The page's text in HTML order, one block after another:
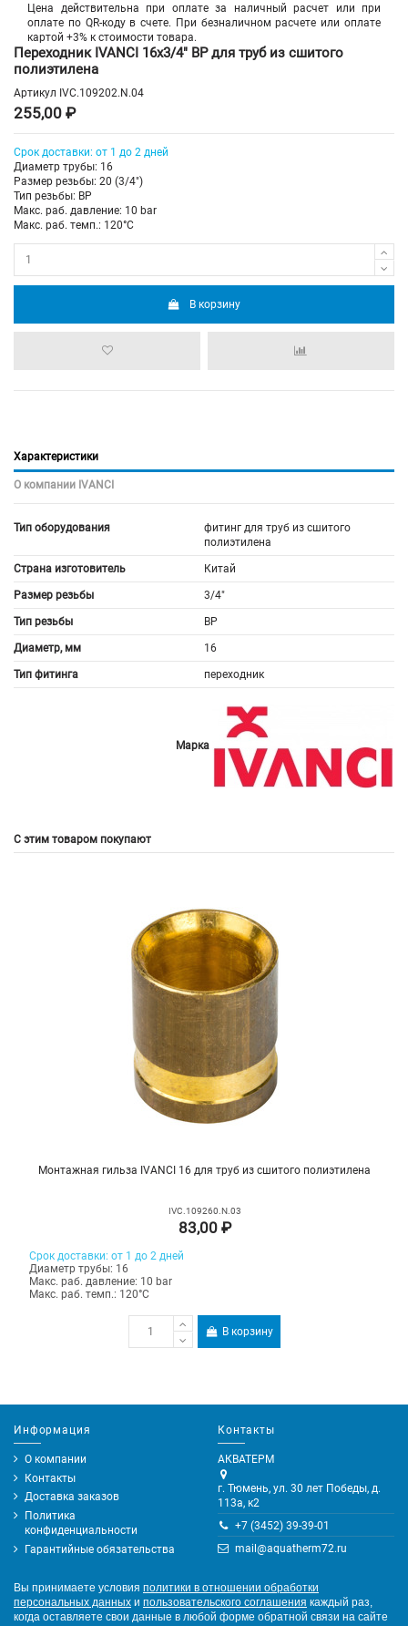
Цена действительна при оплате за наличный расчет или при
оплате по QR-коду в счете. При безналичном расчете или оплате
картой +3% к стоимости товара.
Переходник IVANCI 16x3/4" ВР для труб из сшитого
полиэтилена
Артикул IVC.109202.N.04
255,00 ₽
Срок доставки: от 1 до 2 дней
Диаметр трубы: 16
Размер резьбы: 20 (3/4")
Тип резьбы: ВР
Макс. раб. давление: 10 bar
Макс. раб. темп.: 120°C
В корзину
Характеристики
О компании IVANCI
Тип оборудования
фитинг для труб из сшитого
полиэтилена
Страна изготовитель Китай
Размер резьбы 3/4"
Тип резьбы ВР
Диаметр, мм 16
Тип фитинга переходник
Марка
С этим товаром покупают
Монтажная гильза IVANCI 16 для труб из сшитого полиэтилена
IVC.109260.N.03
83,00 ₽
Срок доставки: от 1 до 2 дней
Диаметр трубы: 16
Макс. раб. давление: 10 bar
Макс. раб. темп.: 120°C
В корзину
Информация
О компании
Контакты
Доставка заказов
Политика
конфиденциальности
Гарантийные обязательства
Контакты
АКВАТЕРМ
г. Тюмень, ул. 30 лет Победы, д.
113а, к2
+7 (3452) 39-39-01
mail@aquatherm72.ru
Вы принимаете условия политики в отношении обработки
персональных данных и пользовательского соглашения каждый раз,
когда оставляете свои данные в любой форме обратной связи на сайте